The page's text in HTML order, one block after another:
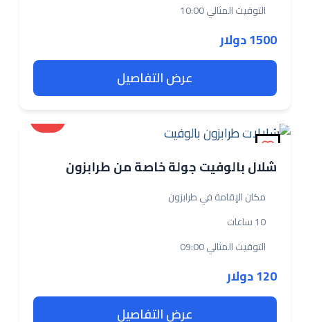
التوقيت المثالي 10:00
1500 دولار
عرض التفاصيل
شلال بالوفيت جولة خاصة من طرابزون
مكان الإقامة في طرابزون
10 ساعات
التوقيت المثالي 09:00
120 دولار
عرض التفاصيل